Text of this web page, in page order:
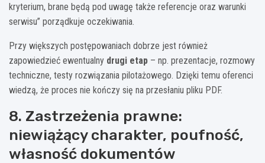
kryterium, brane będą pod uwagę także referencje oraz warunki
serwisu” porządkuje oczekiwania.
Przy większych postępowaniach dobrze jest również
zapowiedzieć ewentualny drugi etap – np. prezentacje, rozmowy
techniczne, testy rozwiązania pilotażowego. Dzięki temu oferenci
wiedzą, że proces nie kończy się na przesłaniu pliku PDF.
8. Zastrzeżenia prawne:
niewiążący charakter, poufność,
własność dokumentów